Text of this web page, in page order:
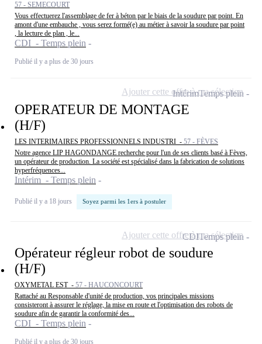
57 - SEMECOURT
Vous effectuerez l'assemblage de fer à béton par le biais de la soudure par point. En
amont d'une embauche , vous serez formé(e) au métier à savoir la soudure par point
, la lecture de plan , le...
CDI - Temps plein
Publié il y a plus de 30 jours
OPERATEUR DE MONTAGE
(H/F)
LES INTERIMAIRES PROFESSIONNELS INDUSTRI - 57 - FÈVES
Notre agence LIP HAGONDANGE recherche pour l'un de ses clients basé à Fèves,
un opérateur de production. La société est spécialisé dans la fabrication de solutions
hyperfréquences...
Intérim - Temps plein
Publié il y a 18 jours Soyez parmi les 1ers à postuler
IntérimTemps plein
Ajouter cette offre à ma sélection
Opérateur régleur robot de soudure
(H/F)
OXYMETAL EST - 57 - HAUCONCOURT
Rattaché au Responsable d'unité de production, vos principales missions
consisteront à assurer le réglage, la mise en route et l'optimisation des robots de
soudure afin de garantir la conformité des...
CDI - Temps plein
Publié il y a plus de 30 jours
CDITemps plein
Ajouter cette offre à ma sélection